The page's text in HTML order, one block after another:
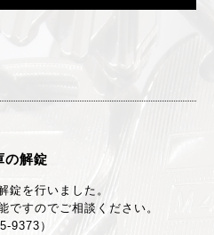
の解錠
錠を行いました。
ですのでご相談ください。
9373）